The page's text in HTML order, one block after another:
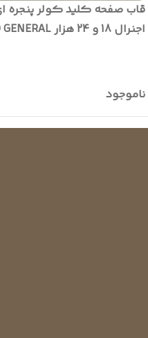
قاب صفحه کلید کولر پنجره
اجنرال 18 و 24 هزار O GENERAL
ناموجود